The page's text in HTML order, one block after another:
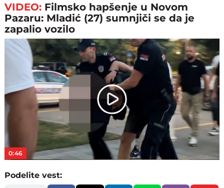
VIDEO: Filmsko hapšenje u Novom
Pazaru: Mladić (27) sumnjiči se da je
zapalio vozilo
Play
Video
0:46
Podelite vest: